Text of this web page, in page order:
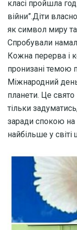
класі пройшла
війни”.Діти
як символ миру та
Спробували
Кожна перерва і
пронизані темою
Міжнародний
планети. Це
тільки
заради спокою на
найбільше у